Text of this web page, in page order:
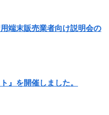
端末販売業者向け説明会の
』を開催しました。